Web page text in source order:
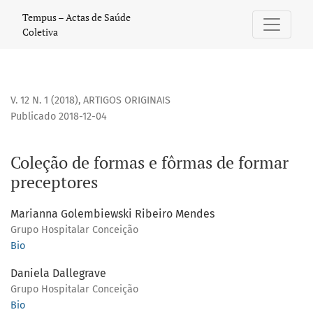
Coleção de formas e fôrmas de formar preceptores
Tempus – Actas de Saúde
Coletiva
V. 12 N. 1 (2018), ARTIGOS ORIGINAIS
Coleção de formas e fôrmas de formar
preceptores
Publicado 2018-12-04
Marianna Golembiewski Ribeiro Mendes
Grupo Hospitalar Conceição
Bio
Daniela Dallegrave
Grupo Hospitalar Conceição
Bio